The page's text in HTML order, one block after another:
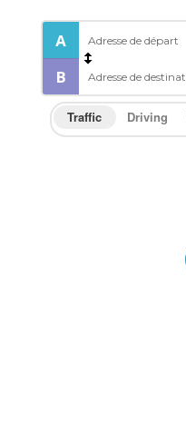
Traffic Driving